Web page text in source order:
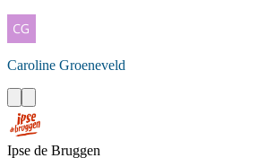
Caroline Groeneveld
Ipse de Bruggen